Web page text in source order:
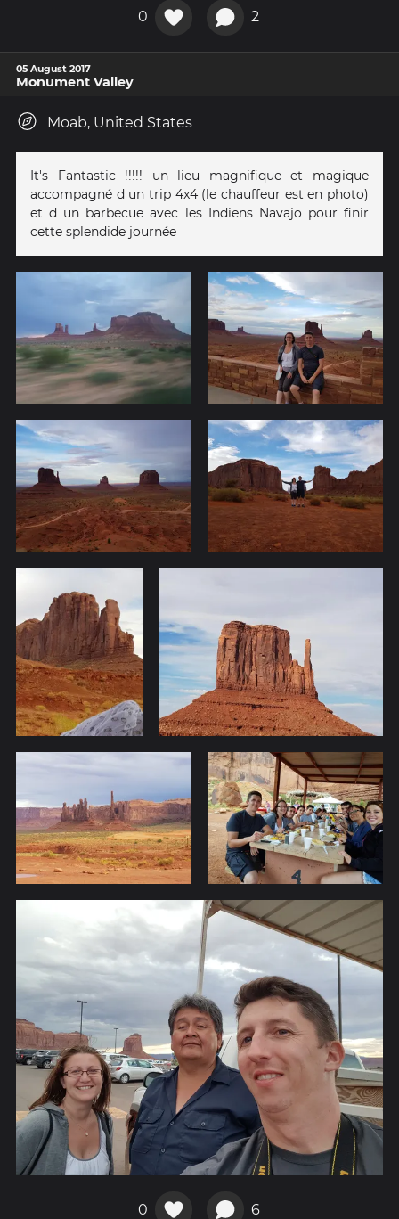
0 2
05 August 2017
Monument Valley
Moab, United States
It's Fantastic !!!!! un lieu magnifique et magique
accompagné d un trip 4x4 (le chauffeur est en photo)
et d un barbecue avec les Indiens Navajo pour finir
cette splendide journée
0 6